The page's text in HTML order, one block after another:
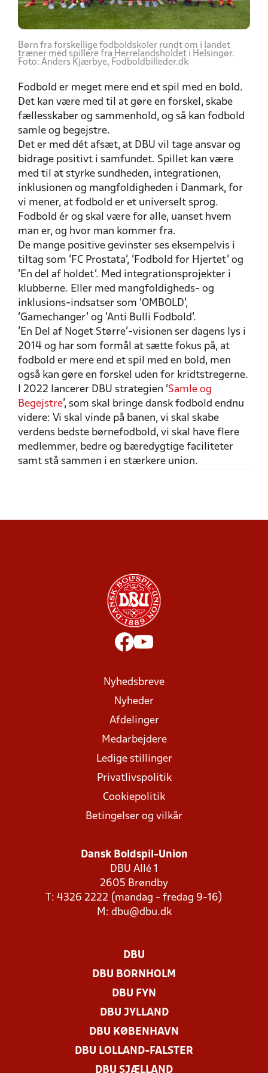
Børn fra forskellige fodboldskoler rundt om i landet
træner med spillere fra Herrelandsholdet i Helsingør.
Foto: Anders Kjærbye, Fodboldbilleder.dk
Fodbold er meget mere end et spil med en bold.
Det kan være med til at gøre en forskel, skabe
fællesskaber og sammenhold, og så kan fodbold
samle og begejstre.
Det er med dét afsæt, at DBU vil tage ansvar og
bidrage positivt i samfundet. Spillet kan være
med til at styrke sundheden, integrationen,
inklusionen og mangfoldigheden i Danmark, for
vi mener, at fodbold er et universelt sprog.
Fodbold ér og skal være for alle, uanset hvem
man er, og hvor man kommer fra.
De mange positive gevinster ses eksempelvis i
tiltag som ’FC Prostata’, ’Fodbold for Hjertet’ og
’En del af holdet’. Med integrationsprojekter i
klubberne. Eller med mangfoldigheds- og
inklusions-indsatser som ’OMBOLD’,
’Gamechanger’ og ’Anti Bulli Fodbold’.
’En Del af Noget Større’-visionen ser dagens lys i
2014 og har som formål at sætte fokus på, at
fodbold er mere end et spil med en bold, men
også kan gøre en forskel uden for kridtstregerne.
I 2022 lancerer DBU strategien ’Samle og
Begejstre’, som skal bringe dansk fodbold endnu
videre: Vi skal vinde på banen, vi skal skabe
verdens bedste børnefodbold, vi skal have flere
medlemmer, bedre og bæredygtige faciliteter
samt stå sammen i en stærkere union.
Nyhedsbreve
Nyheder
Afdelinger
Medarbejdere
Ledige stillinger
Privatlivspolitik
Cookiepolitik
Betingelser og vilkår
Dansk Boldspil-Union
DBU Allé 1
2605 Brøndby
T: 4326 2222 (mandag - fredag 9-16)
M: dbu@dbu.dk
DBU
DBU BORNHOLM
DBU FYN
DBU JYLLAND
DBU KØBENHAVN
DBU LOLLAND-FALSTER
DBU SJÆLLAND